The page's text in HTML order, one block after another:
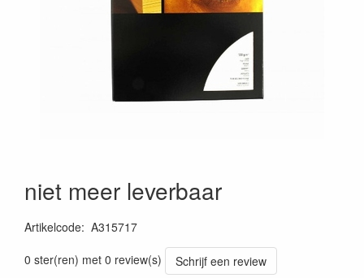
niet meer leverbaar
Artikelcode: A315717
0 ster(ren) met 0 review(s)
Schrijf een review